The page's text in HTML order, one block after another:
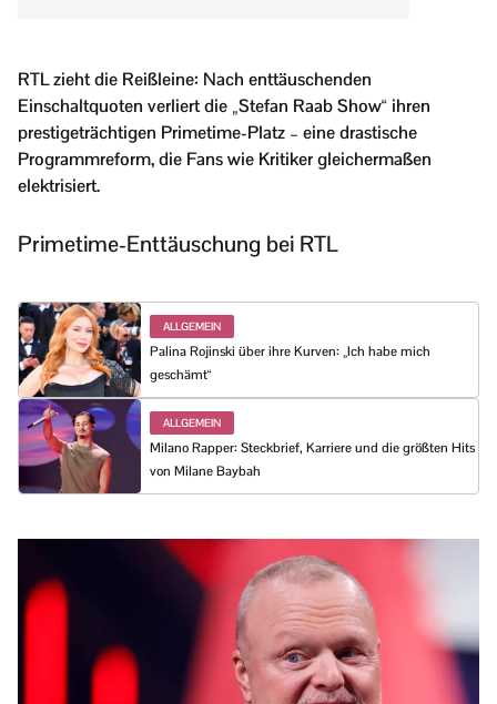
RTL zieht die Reißleine: Nach enttäuschenden
Einschaltquoten verliert die „Stefan Raab Show“ ihren
prestigeträchtigen Primetime-Platz – eine drastische
Programmreform, die Fans wie Kritiker gleichermaßen
elektrisiert.
Primetime-Enttäuschung bei RTL
ALLGEMEIN
Palina Rojinski über ihre Kurven: „Ich habe mich
geschämt“
ALLGEMEIN
Milano Rapper: Steckbrief, Karriere und die größten Hits
von Milane Baybah